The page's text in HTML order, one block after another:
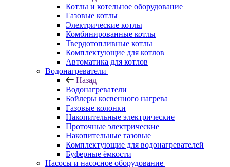
Котлы и котельное оборудование
Газовые котлы
Электрические котлы
Комбинированные котлы
Твердотопливные котлы
Комплектующие для котлов
Автоматика для котлов
Водонагреватели
Назад
Водонагреватели
Бойлеры косвенного нагрева
Газовые колонки
Накопительные электрические
Проточные электрические
Накопительные газовые
Комплектующие для водонагревателей
Буферные ёмкости
Насосы и насосное оборудование